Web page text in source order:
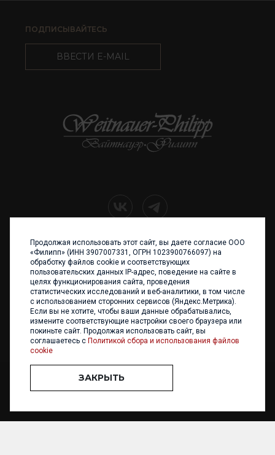
ПОДПИСЫВАЙТЕСЬ
ВВЕСТИ E-MAIL
+7 (4012) 960 898
236017 Калининград,
ул. Каштановая аллея, 47
Телефон: +7 4012 960 898,
+7 4012 960 856
Написать нам
ООО «ФИЛИПП» © 2013 - 2026. Все права защищены
Разработка и
Продолжая использовать этот сайт, вы даете согласие ООО
«Филипп» (ИНН 3907007331, ОГРН 1023900766097) на
обработку файлов cookie и соответствующих
пользовательских данных IP-адрес, поведение на сайте в
целях функционирования сайта, проведения
статистических исследований и веб-аналитики, в том числе
с использованием сторонних сервисов (Яндекс.Метрика).
Если вы не хотите, чтобы ваши данные обрабатывались,
измените соответствующие настройки своего браузера или
покиньте сайт. Продолжая использовать сайт, вы
соглашаетесь с Политикой сбора и использования файлов
cookie
ЗАКРЫТЬ